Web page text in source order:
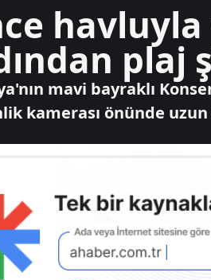
plaj
mavi bayraklı
kamerası önünde